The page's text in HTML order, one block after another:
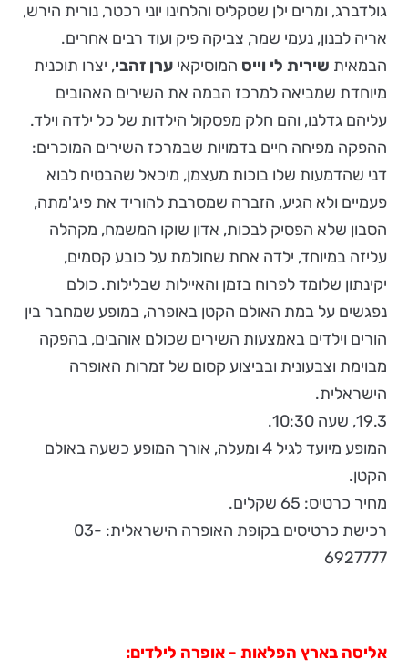
גולדברג, ומרים ילן שטקליס והלחינו יוני רכטר, נורית הירש,
אריה לבנון, נעמי שמר, צביקה פיק ועוד רבים אחרים.
הבמאית שירית לי וייס המוסיקאי ערן זהבי, יצרו תוכנית
מיוחדת שמביאה למרכז הבמה את השירים האהובים
עליהם גדלנו, והם חלק מפסקול הילדות של כל ילדה וילד.
ההפקה מפיחה חיים בדמויות שבמרכז השירים המוכרים:
דני שהדמעות שלו בוכות מעצמן, מיכאל שהבטיח לבוא
פעמיים ולא הגיע, הזברה שמסרבת להוריד את פיג'מתה,
הסבון שלא הפסיק לבכות, אדון שוקו המשמח, מקהלה
עליזה במיוחד, ילדה אחת שחולמת על כובע קסמים,
יקינתון שלומד לפרוח בזמן והאיילות שבלילות. כולם
נפגשים על במת האולם הקטן באופרה, במופע שמחבר בין
הורים וילדים באמצעות השירים שכולם אוהבים, בהפקה
מבוימת וצבעונית ובביצוע קסום של זמרות האופרה
הישראלית.
19.3, שעה 10:30.
המופע מיועד לגיל 4 ומעלה, אורך המופע כשעה באולם
הקטן.
מחיר כרטיס: 65 שקלים.
רכישת כרטיסים בקופת האופרה הישראלית: 03-
6927777
אליסה בארץ הפלאות - אופרה לילדים: